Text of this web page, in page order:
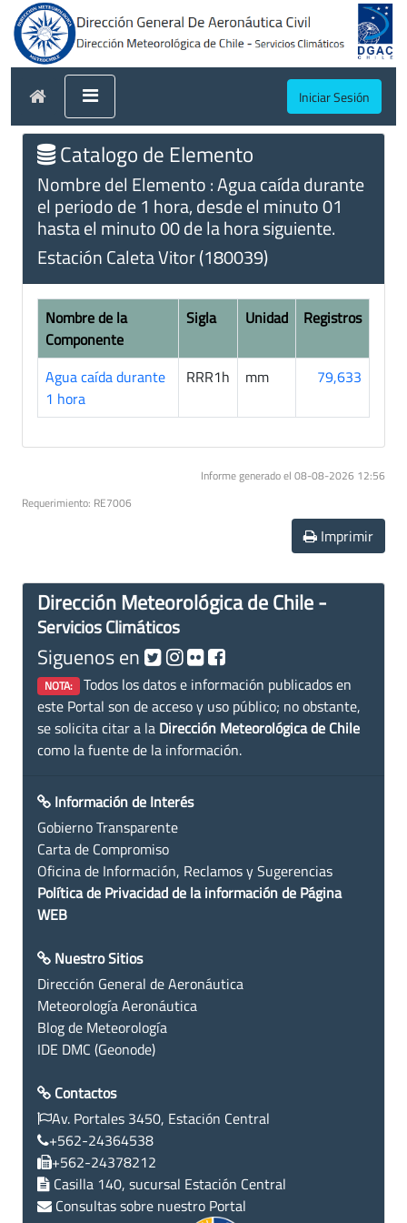
Iniciar Sesión
Catalogo de Elemento
Nombre del Elemento : Agua caída durante
el periodo de 1 hora, desde el minuto 01
hasta el minuto 00 de la hora siguiente.
Estación Caleta Vitor (180039)
Nombre de la
Componente
Sigla Unidad Registros
Agua caída durante
1 hora
RRR1h mm 79,633
Informe generado el 08-08-2026 12:56
Requerimiento: RE7006
Imprimir
Dirección Meteorológica de Chile -
Servicios Climáticos
Siguenos en
NOTA: Todos los datos e información publicados en
este Portal son de acceso y uso público; no obstante,
se solicita citar a la Dirección Meteorológica de Chile
como la fuente de la información.
Información de Interés
Gobierno Transparente
Carta de Compromiso
Oficina de Información, Reclamos y Sugerencias
Política de Privacidad de la información de Página
WEB
Nuestro Sitios
Dirección General de Aeronáutica
Meteorología Aeronáutica
Blog de Meteorología
IDE DMC (Geonode)
Contactos
Av. Portales 3450, Estación Central
+562-24364538
+562-24378212
Casilla 140, sucursal Estación Central
Consultas sobre nuestro Portal